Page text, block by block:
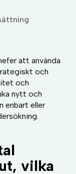
att använda
och
och
nytt och
enbart eller
vilka